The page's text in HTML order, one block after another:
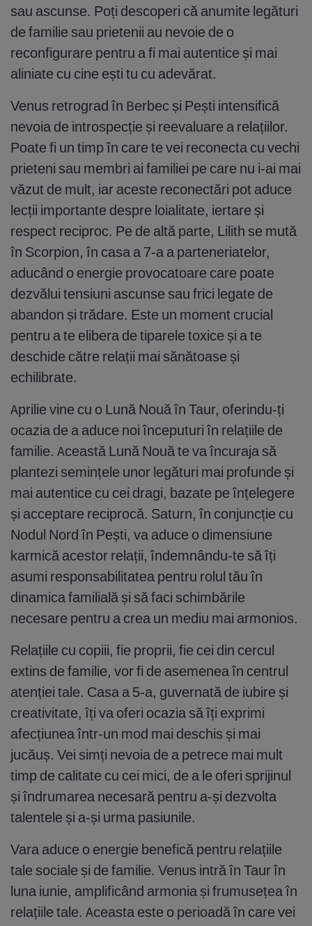
sau ascunse. Poți descoperi că anumite legături
de familie sau prietenii au nevoie de o
reconfigurare pentru a fi mai autentice și mai
aliniate cu cine ești tu cu adevărat.
Venus retrograd în Berbec și Pești intensifică
nevoia de introspecție și reevaluare a relațiilor.
Poate fi un timp în care te vei reconecta cu vechi
prieteni sau membri ai familiei pe care nu i-ai mai
văzut de mult, iar aceste reconectări pot aduce
lecții importante despre loialitate, iertare și
respect reciproc. Pe de altă parte, Lilith se mută
în Scorpion, în casa a 7-a a parteneriatelor,
aducând o energie provocatoare care poate
dezvălui tensiuni ascunse sau frici legate de
abandon și trădare. Este un moment crucial
pentru a te elibera de tiparele toxice și a te
deschide către relații mai sănătoase și
echilibrate.
Aprilie vine cu o Lună Nouă în Taur, oferindu-ți
ocazia de a aduce noi începuturi în relațiile de
familie. Această Lună Nouă te va încuraja să
plantezi semințele unor legături mai profunde și
mai autentice cu cei dragi, bazate pe înțelegere
și acceptare reciprocă. Saturn, în conjuncție cu
Nodul Nord în Pești, va aduce o dimensiune
karmică acestor relații, îndemnându-te să îți
asumi responsabilitatea pentru rolul tău în
dinamica familială și să faci schimbările
necesare pentru a crea un mediu mai armonios.
Relațiile cu copiii, fie proprii, fie cei din cercul
extins de familie, vor fi de asemenea în centrul
atenției tale. Casa a 5-a, guvernată de iubire și
creativitate, îți va oferi ocazia să îți exprimi
afecțiunea într-un mod mai deschis și mai
jucăuș. Vei simți nevoia de a petrece mai mult
timp de calitate cu cei mici, de a le oferi sprijinul
și îndrumarea necesară pentru a-și dezvolta
talentele și a-și urma pasiunile.
Vara aduce o energie benefică pentru relațiile
tale sociale și de familie. Venus intră în Taur în
luna iunie, amplificând armonia și frumusețea în
relațiile tale. Aceasta este o perioadă în care vei